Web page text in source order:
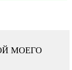
МОЕГО